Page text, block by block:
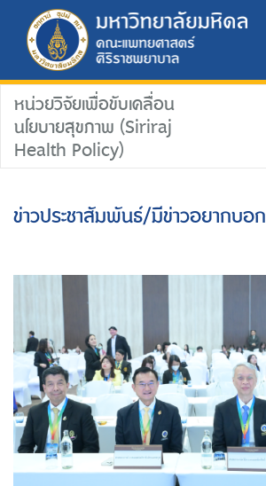
หน่วยวิจัยเพื่อขับเคลื่อน
นโยบายสุขภาพ (Siriraj
Health Policy)
ข่าวประชาสัมพันธ์/มีข่าวอยากบอก